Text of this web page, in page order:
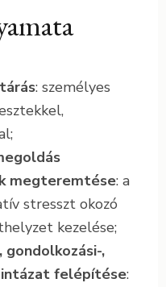
: személyes
megteremtése: a
stresszt okozó
kezelése;
,
felépítése: